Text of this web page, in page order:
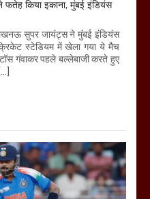
किया इकाना, मुंबई इंडियंस
सुपर जायंट्स ने मुंबई इंडियंस
स्टेडियम में खेला गया ये मैच
गंवाकर पहले बल्लेबाजी करते हुए